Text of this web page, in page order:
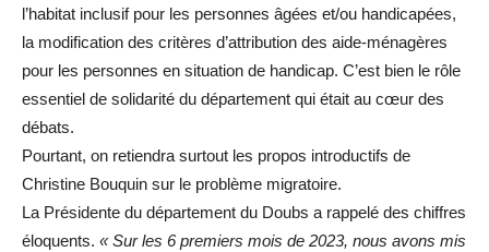
l’habitat inclusif pour les personnes âgées et/ou handicapées,
la modification des critères d’attribution des aide-ménagères
pour les personnes en situation de handicap. C’est bien le rôle
essentiel de solidarité du département qui était au cœur des
débats.
Pourtant, on retiendra surtout les propos introductifs de
Christine Bouquin sur le problème migratoire.
La Présidente du département du Doubs a rappelé des chiffres
éloquents. « Sur les 6 premiers mois de 2023, nous avons mis